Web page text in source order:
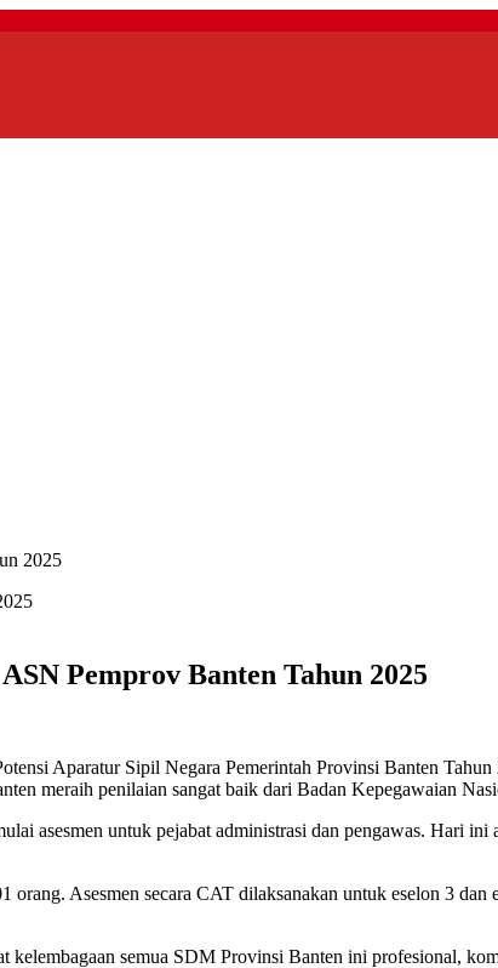
2025
Pemprov Banten Tahun 2025
Aparatur Sipil Negara Pemerintah Provinsi Banten
meraih penilaian sangat baik dari Badan Kepegawaian
asesmen untuk pejabat administrasi dan pengawas. Hari ini
Asesmen secara CAT dilaksanakan untuk eselon 3
semua SDM Provinsi Banten ini profesional,